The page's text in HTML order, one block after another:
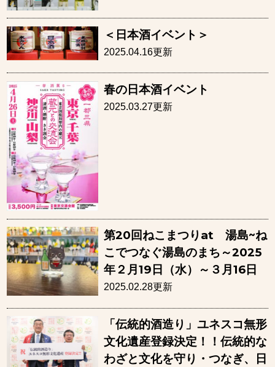
＜日本酒イベント＞
2025.04.16更新
春の日本酒イベント
2025.03.27更新
第20回ねこまつりat 湯島~ね
こでつなぐ湯島のまち～2025
年２月19日（水）～３月16日
2025.02.28更新
「伝統的酒造り」ユネスコ無形
文化遺産登録決定！！伝統的な
わざと文化を守り・つなぎ、日